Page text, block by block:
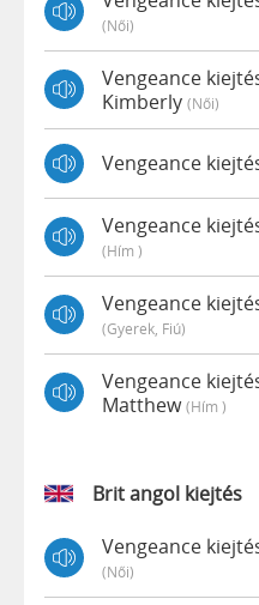
(női)
Vengeance
Kimberly (női)
Vengeance
Vengeance
(hím )
Vengeance
(gyerek, Fiú)
Vengeance
Matthew(hím )
Brit angol kiejtés
Vengeance
(női)